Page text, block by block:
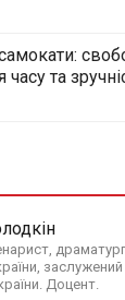
часу та
Доцент.